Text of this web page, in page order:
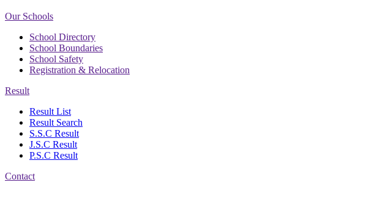
Our Schools
School Directory
School Boundaries
School Safety
Registration & Relocation
Result
Result List
Result Search
S.S.C Result
J.S.C Result
P.S.C Result
Contact